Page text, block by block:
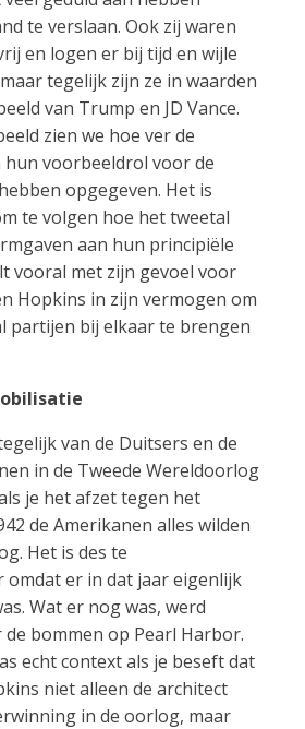
te verslaan. Ook zij waren
en logen er bij tijd en wijle
tegelijk zijn ze in waarden
van Trump en JD Vance.
zien we hoe ver de
voorbeeldrol voor de
opgegeven. Het is
te volgen hoe het tweetal
aan hun principiële
vooral met zijn gevoel voor
Hopkins in zijn vermogen om
partijen bij elkaar te brengen
van de Duitsers en de
in de Tweede Wereldoorlog
je het afzet tegen het
de Amerikanen alles wilden
Het is des te
omdat er in dat jaar eigenlijk
Wat er nog was, werd
bommen op Pearl Harbor.
echt context als je beseft dat
niet alleen de architect
in de oorlog, maar